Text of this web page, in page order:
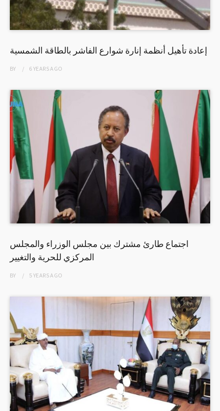
إعادة تأهيل أنظمة إنارة شوارع الفاشر بالطاقة الشمسية
BY 6 YEARSAGO
اجتماع طارئ مشترك بين مجلس الوزراء والمجلس
المركزي للحرية والتغيير
BY 5 YEARSAGO